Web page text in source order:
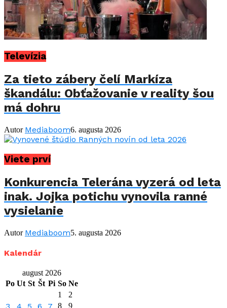
Televízia
Za tieto zábery čelí Markíza
škandálu: Obťažovanie v reality šou
má dohru
Autor Mediaboom6. augusta 2026
Viete prví
Konkurencia Telerána vyzerá od leta
inak. Jojka potichu vynovila ranné
vysielanie
Autor Mediaboom5. augusta 2026
Kalendár
august 2026
Po Ut St Št Pi So Ne
1
2
8 9